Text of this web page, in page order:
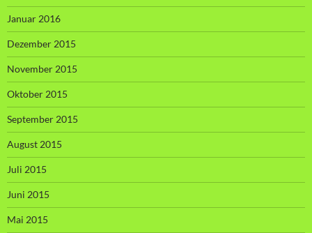
Januar 2016
Dezember 2015
November 2015
Oktober 2015
September 2015
August 2015
Juli 2015
Juni 2015
Mai 2015